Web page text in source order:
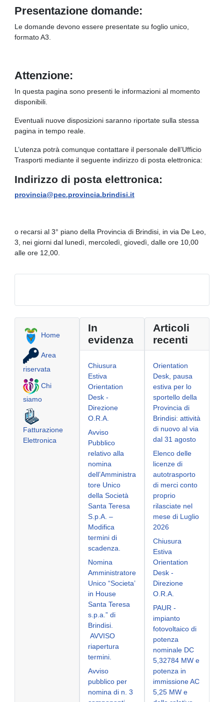
Presentazione domande:
Le domande devono essere presentate su foglio unico,
formato A3.
Attenzione:
In questa pagina sono presenti le informazioni al momento
disponibili.
Eventuali nuove disposizioni saranno riportate sulla stessa
pagina in tempo reale.
L’utenza potrà comunque contattare il personale dell’Ufficio
Trasporti mediante il seguente indirizzo di posta elettronica:
Indirizzo di posta elettronica:
provincia@pec.provincia.brindisi.it
o recarsi al 3° piano della Provincia di Brindisi, in via De Leo,
3, nei giorni dal lunedì, mercoledì, giovedì, dalle ore 10,00
alle ore 12,00.
Home
Area
riservata
Chi
siamo
Fatturazione
Elettronica
In
evidenza
Chiusura
Estiva
Orientation
Desk -
Direzione
O.R.A.
Avviso
Pubblico
relativo alla
nomina
dell’Amministra
tore Unico
della Società
Santa Teresa
S.p.A. –
Modifica
termini di
scadenza.
Nomina
Amministratore
Unico “Societa’
in House
Santa Teresa
s.p.a.” di
Brindisi.
AVVISO
riapertura
termini.
Avviso
pubblico per
nomina di n. 3
Articoli
recenti
Orientation
Desk, pausa
estiva per lo
sportello della
Provincia di
Brindisi: attività
di nuovo al via
dal 31 agosto
Elenco delle
licenze di
autotrasporto
di merci conto
proprio
rilasciate nel
mese di Luglio
2026
Chiusura
Estiva
Orientation
Desk -
Direzione
O.R.A.
PAUR -
impianto
fotovoltaico di
potenza
nominale DC
5,32784 MW e
potenza in
immissione AC
5,25 MW e